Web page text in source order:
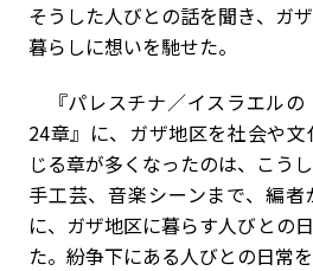
そうした人びとの話を聞き、ガ
暮らしに想いを馳せた。
『パレスチナ／イスラエルの
24章』に、ガザ地区を社会や
じる章が多くなったのは、こう
手工芸、音楽シーンまで、編
に、ガザ地区に暮らす人びとの
た。紛争下にある人びとの日常